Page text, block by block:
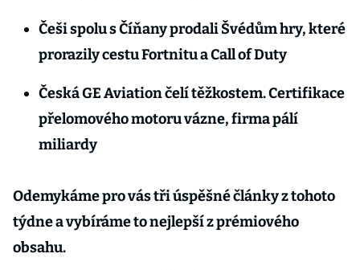
Češi spolu s Číňany prodali Švédům hry, které
prorazily cestu Fortnitu a Call of Duty
Česká GE Aviation čelí těžkostem. Certifikace
přelomového motoru vázne, firma pálí
miliardy
Odemykáme pro vás tři úspěšné články z tohoto
týdne a vybíráme to nejlepší z prémiového
obsahu.